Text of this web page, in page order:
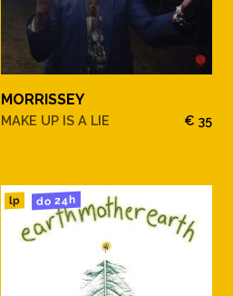
MORRISSEY
MAKE UP IS A LIE € 35
lp do 24h